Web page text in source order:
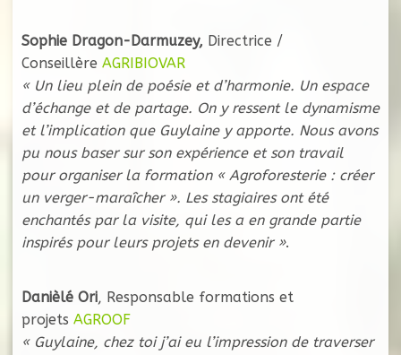
Sophie Dragon-Darmuzey, Directrice /
Conseillère AGRIBIOVAR
« Un lieu plein de poésie et d’harmonie. Un espace
d’échange et de partage. On y ressent le dynamisme
et l’implication que Guylaine y apporte. Nous avons
pu nous baser sur son expérience et son travail
pour organiser la formation « Agroforesterie : créer
un verger-maraîcher ». Les stagiaires ont été
enchantés par la visite, qui les a en grande partie
inspirés pour leurs projets en devenir ».
Danièlé Ori, Responsable formations et
projets AGROOF
« Guylaine, chez toi j’ai eu l’impression de traverser